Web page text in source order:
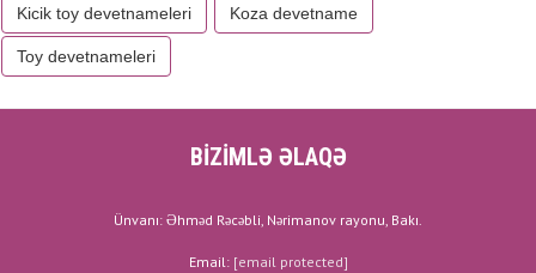
Kicik toy devetnameleri Koza devetname
Toy devetnameleri
BİZİMLƏ ƏLAQƏ
Ünvanı: Əhməd Rəcəbli, Nərimanov rayonu, Bakı.
Email: [email protected]